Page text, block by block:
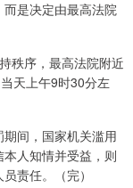
是决定由最高法院
秩序，最高法院附近
天上午9时30分左
间，国家机关滥用
人知情并受益，则
责任。（完）